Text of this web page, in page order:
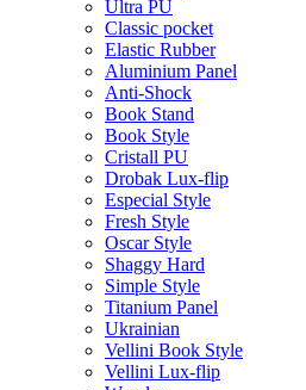
Ultra PU
Classic pocket
Elastic Rubber
Aluminium Panel
Anti-Shock
Book Stand
Book Style
Cristall PU
Drobak Lux-flip
Especial Style
Fresh Style
Oscar Style
Shaggy Hard
Simple Style
Titanium Panel
Ukrainian
Vellini Book Style
Vellini Lux-flip